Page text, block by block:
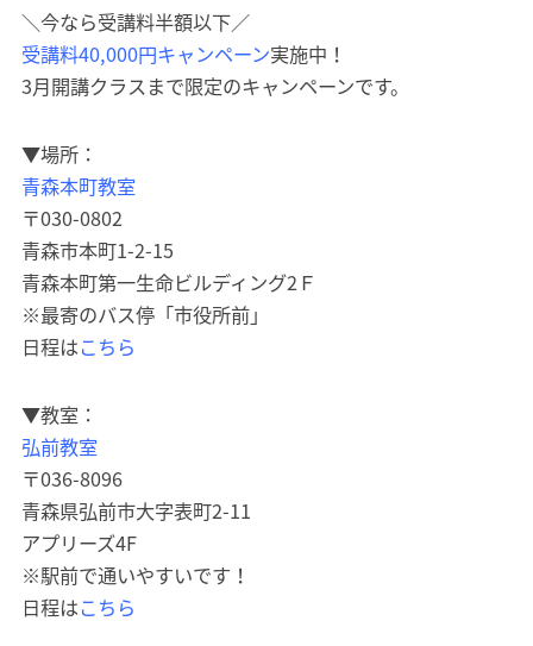
＼今なら受講料半額以下／
受講料40,000円キャンペーン実施中！
3月開講クラスまで限定のキャンペーンです。
▼場所：
青森本町教室
〒030-0802
青森市本町1-2-15
青森本町第一生命ビルディング2Ｆ
※最寄のバス停「市役所前」
日程はこちら
▼教室：
弘前教室
〒036-8096
青森県弘前市大字表町2-11
アプリーズ4F
※駅前で通いやすいです！
日程はこちら